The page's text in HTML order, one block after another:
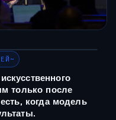
только после
когда модель